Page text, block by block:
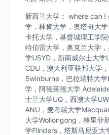
新西兰大学： where can
学，林肯大学，奥塔哥大
卡托大学，基督城理工学
特伯雷大学，奥克兰大学
学USYD，新南威尔士大
CDU，澳大利亚联邦大学
Swinburne，巴拉瑞特大
学，阿德莱德大学
士兰大学UQ，西澳大学
ANU，麦考瑞大学
大学Wollongong，格里菲
学Flinders，塔斯马尼亚大